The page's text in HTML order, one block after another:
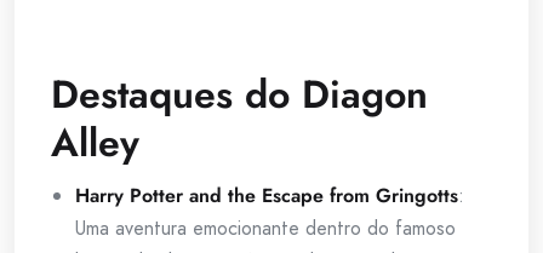
Destaques do Diagon
Alley
Harry Potter and the Escape from Gringotts:
Uma aventura emocionante dentro do famoso